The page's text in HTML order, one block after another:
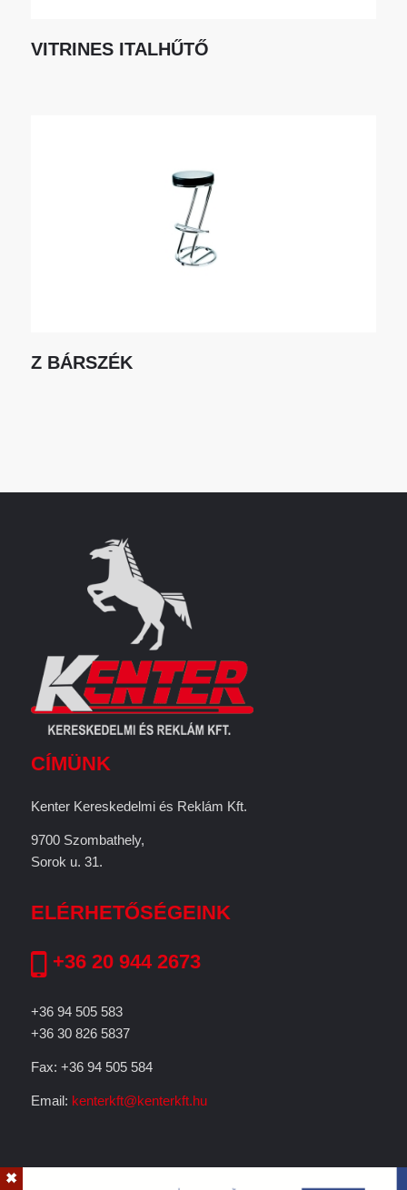
VITRINES ITALHŰTŐ
Z BÁRSZÉK
CÍMÜNK
Kenter Kereskedelmi és Reklám Kft.
9700 Szombathely,
Sorok u. 31.
ELÉRHETŐSÉGEINK
+36 20 944 2673
+36 94 505 583
+36 30 826 5837
Fax: +36 94 505 584
Email: kenterkft@kenterkft.hu